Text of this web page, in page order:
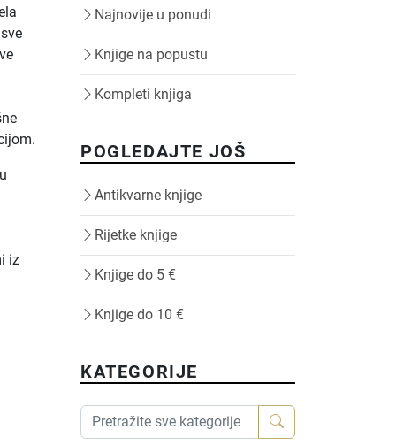
iz
Najnovije u ponudi
Knjige na popustu
Kompleti knjiga
POGLEDAJTE JOŠ
Antikvarne knjige
Rijetke knjige
Knjige do 5 €
Knjige do 10 €
KATEGORIJE